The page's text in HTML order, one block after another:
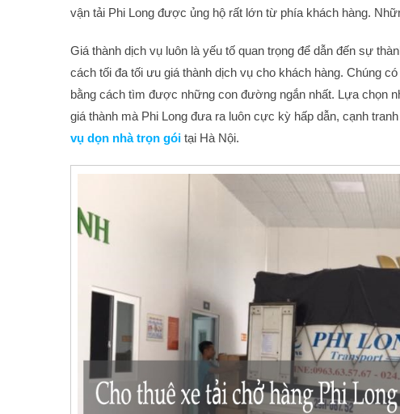
vận tải Phi Long được ủng hộ rất lớn từ phía khách hàng.
Giá thành dịch vụ luôn là yếu tố quan trọng để dẫn đến sự
cách tối đa tối ưu giá thành dịch vụ cho khách hàng. Chúng
bằng cách tìm được những con đường ngắn nhất. Lựa chọn
giá thành mà Phi Long đưa ra luôn cực kỳ hấp dẫn, cạnh
vụ dọn nhà trọn gói tại Hà Nội.